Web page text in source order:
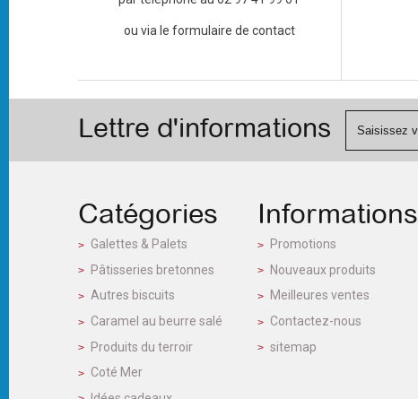
ou via le formulaire de contact
Lettre d'informations
Catégories
Galettes & Palets
Pâtisseries bretonnes
Autres biscuits
Caramel au beurre salé
Produits du terroir
Coté Mer
Informations
Promotions
Nouveaux produits
Meilleures ventes
Contactez-nous
sitemap